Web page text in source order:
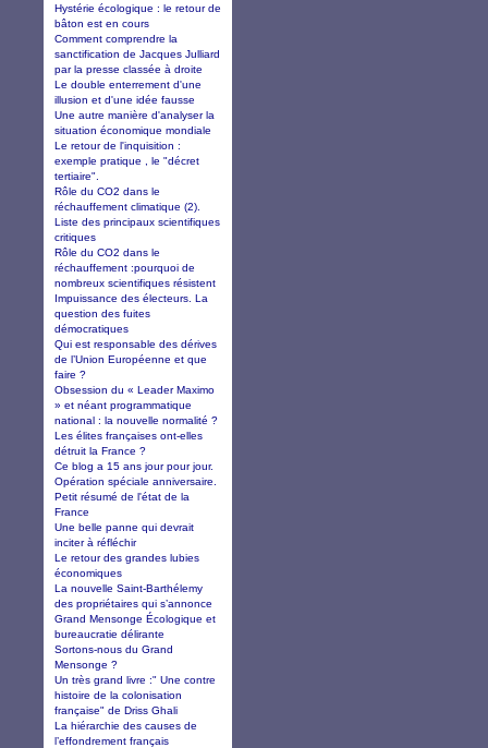
Hystérie écologique : le retour de
bâton est en cours
Comment comprendre la
sanctification de Jacques Julliard
par la presse classée à droite
Le double enterrement d'une
illusion et d'une idée fausse
Une autre manière d'analyser la
situation économique mondiale
Le retour de l'inquisition :
exemple pratique , le "décret
tertiaire".
Rôle du CO2 dans le
réchauffement climatique (2).
Liste des principaux scientifiques
critiques
Rôle du CO2 dans le
réchauffement :pourquoi de
nombreux scientifiques résistent
Impuissance des électeurs. La
question des fuites
démocratiques
Qui est responsable des dérives
de l’Union Européenne et que
faire ?
Obsession du « Leader Maximo
» et néant programmatique
national : la nouvelle normalité ?
Les élites françaises ont-elles
détruit la France ?
Ce blog a 15 ans jour pour jour.
Opération spéciale anniversaire.
Petit résumé de l'état de la
France
Une belle panne qui devrait
inciter à réfléchir
Le retour des grandes lubies
économiques
La nouvelle Saint-Barthélemy
des propriétaires qui s’annonce
Grand Mensonge Écologique et
bureaucratie délirante
Sortons-nous du Grand
Mensonge ?
Un très grand livre :" Une contre
histoire de la colonisation
française" de Driss Ghali
La hiérarchie des causes de
l’effondrement français